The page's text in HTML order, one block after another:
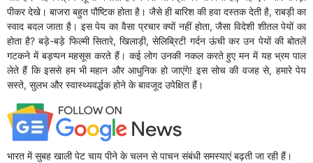
पीकर देखे। बाजरा बहुत पौष्टिक होता है। जैसे ही बारिश की हवा दस्तक देती है, राबड़ी का
स्वाद बदल जाता है। इस पेय का वैसा प्रचार क्यों नहीं होता, जैसा विदेशी शीतल पेयों का
होता है? बड़े-बड़े फिल्मी सितारे, खिलाड़ी, सेलिब्रिटी गर्दन ऊंची कर उन पेयों की बोतलें
गटकने में बड़प्पन महसूस करते हैं। कई लोग उनकी नकल करते हुए मन में यह भ्रम पाल
लेते हैं कि इससे हम भी महान और आधुनिक हो जाएंगे! इस सोच की वजह से, हमारे पेय
सस्ते, सुलभ और स्वास्थ्यवर्द्धक होने के बावजूद उपेक्षित हैं।
भारत में सुबह खाली पेट चाय पीने के चलन से पाचन संबंधी समस्याएं बढ़ती जा रही हैं।